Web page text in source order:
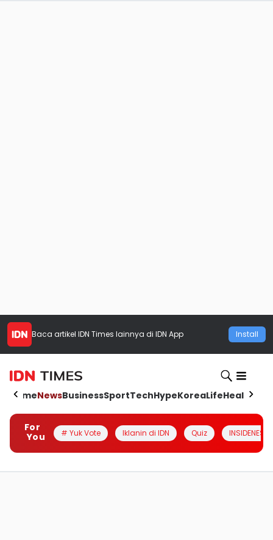
Baca artikel IDN Times lainnya di IDN App Install
HomeNewsBusinessSportTechHypeKoreaLifeHealth
For
You
# Yuk Vote Iklanin di IDN Quiz INSIDENESIA